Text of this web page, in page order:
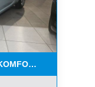
PAKET*CAR-